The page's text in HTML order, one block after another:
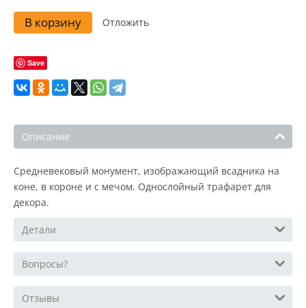
В корзину Отложить
Save
Описание
Средневековый монумент, изображающий всадника на
коне, в короне и с мечом. Однослойный трафарет для
декора.
Детали
Вопросы?
Отзывы